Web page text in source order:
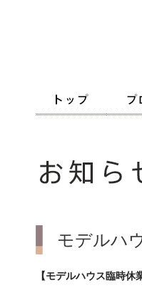
モデルハ
【モデルハウス臨時休